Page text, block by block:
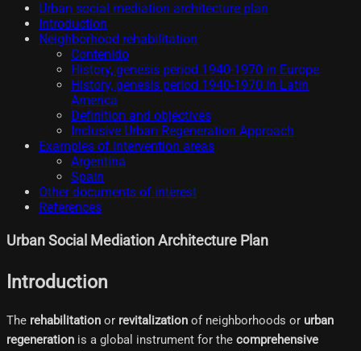
Urban social mediation architecture plan
Introduction
Neighborhood rehabilitation
Contenido
History, genesis period 1940-1970 in Europe
History, genesis period 1940-1970 in Latin
America
Definition and objectives
Inclusive Urban Regeneration Approach
Examples of intervention areas
Argentina
Spain
Other documents of interest
References
Urban Social Mediation Architecture Plan
Introduction
The rehabilitation or revitalization of neighborhoods or urban
regeneration is a global instrument for the comprehensive